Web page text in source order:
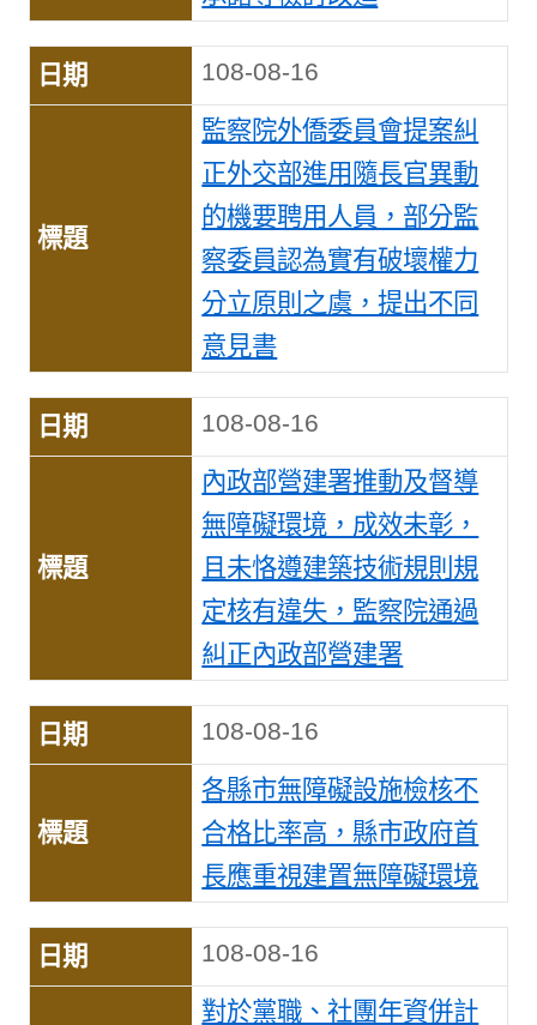
108-08-16
監察院外僑委員會提案糾
正外交部進用隨長官異動
的機要聘用人員，部分監
察委員認為實有破壞權力
分立原則之虞，提出不同
意見書
108-08-16
內政部營建署推動及督導
無障礙環境，成效未彰，
且未恪遵建築技術規則規
定核有違失，監察院通過
糾正內政部營建署
108-08-16
各縣市無障礙設施檢核不
合格比率高，縣市政府首
長應重視建置無障礙環境
108-08-16
對於黨職、社團年資併計